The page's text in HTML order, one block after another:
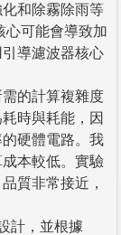
和除霧除雨等
心可能會導致加
導濾波器核心
的計算複雜度
時與耗能，因
硬體電路。我
本較低。實驗
質非常接近，
計，並根據